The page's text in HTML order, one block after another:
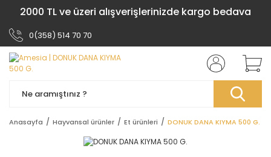
2000 TL ve üzeri alışverişlerinizde kargo bedava
0(358) 514 70 70
Anasayfa Hayvansal ürünler Et ürünleri DONUK DANA KIYMA 500 G.